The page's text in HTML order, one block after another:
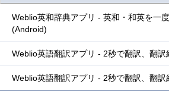
Weblio英和辞典アプリ - 英和・和英を一
(Android)
Weblio英語翻訳アプリ - 2秒で翻訳、翻
Weblio英語翻訳アプリ - 2秒で翻訳、翻訳